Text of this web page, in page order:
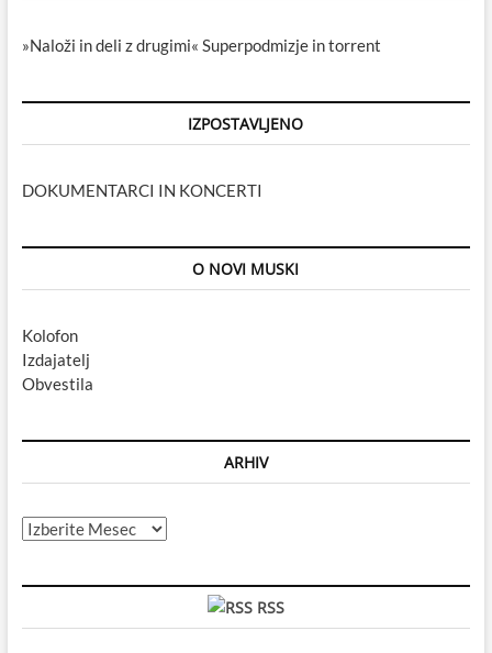
»Naloži in deli z drugimi« Superpodmizje in torrent
IZPOSTAVLJENO
DOKUMENTARCI IN KONCERTI
O NOVI MUSKI
Kolofon
Izdajatelj
Obvestila
ARHIV
Arhiv
RSS